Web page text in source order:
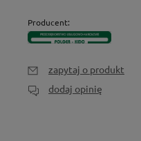
Producent:
zapytaj o produkt
dodaj opinię